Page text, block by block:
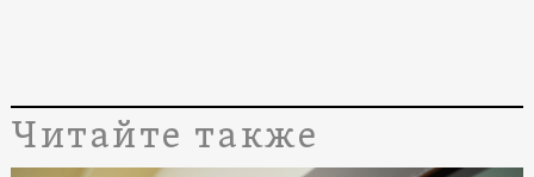
Читайте также